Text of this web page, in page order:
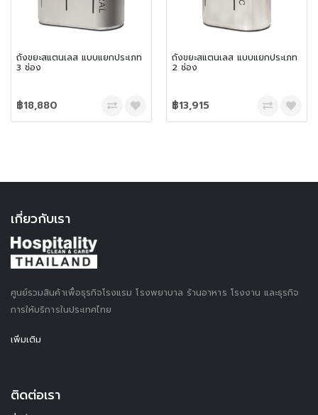
ถังขยะสแตนเลส แบบแยกประเภท
3 ช่อง
฿18,880
ถังขยะสแตนเลส แบบแยกประเภท
2 ช่อง
฿13,915
เกี่ยวกับเรา
ศูนย์รวมสินค้าเพื่อธุรกิจโรงแรม โรงพยาบาล ร้านอาหาร โรงงาน และธุรกิจ
การให้บริการในประเทศไทย
เพิ่มเติม
ติดต่อเรา